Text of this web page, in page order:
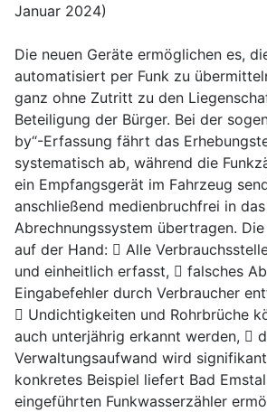
Januar 2024)
Die neuen Geräte ermöglichen es,
automatisiert per Funk zu
ganz ohne Zutritt zu den
Beteiligung der Bürger. Bei der
by“-Erfassung fährt das
systematisch ab, während die
ein Empfangsgerät im Fahrzeug
anschließend medienbruchfrei in das
Abrechnungssystem übertragen.
auf der Hand:  Alle
und einheitlich erfasst,  falsches
Eingabefehler durch Verbraucher
 Undichtigkeiten und Rohrbrüche
auch unterjährig erkannt werden, 
Verwaltungsaufwand wird
konkretes Beispiel liefert Bad
eingeführten Funkwasserzähler